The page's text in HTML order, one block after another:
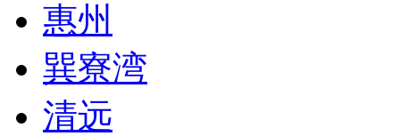
惠州
巽寮湾
清远